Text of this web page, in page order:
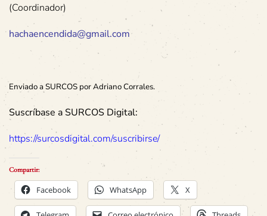
(Coordinador)
hachaencendida@gmail.com
Enviado a SURCOS por Adriano Corrales.
Suscríbase a SURCOS Digital:
https://surcosdigital.com/suscribirse/
Compartir:
Facebook WhatsApp X